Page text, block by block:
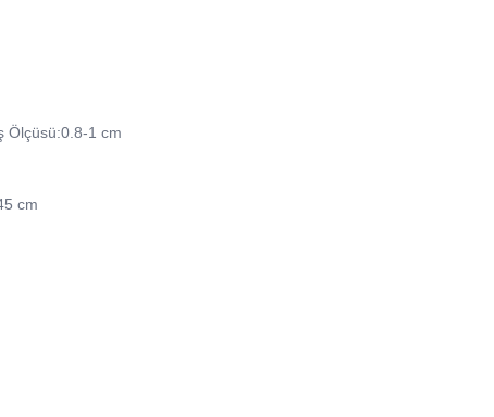
Ölçüsü:0.8-1 cm
cm